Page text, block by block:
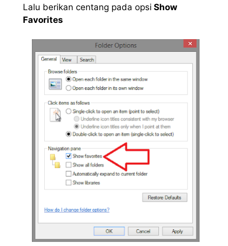
Lalu berikan centang pada opsi Show
Favorites